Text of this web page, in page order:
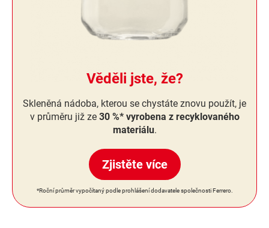
Věděli jste, že?
Skleněná nádoba, kterou se chystáte znovu použít, je
v průměru již ze 30 %* vyrobena z recyklovaného
materiálu.
Zjistěte více
*Roční průměr vypočítaný podle prohlášení dodavatele společnosti Ferrero.